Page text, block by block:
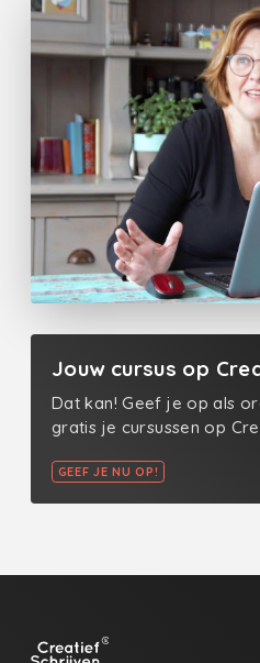
Jouw cursus op
Dat kan! Geef je op als
gratis je cursussen op
GEEF JE NU OP!